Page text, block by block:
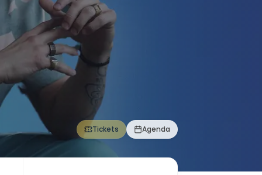
Tickets Agenda